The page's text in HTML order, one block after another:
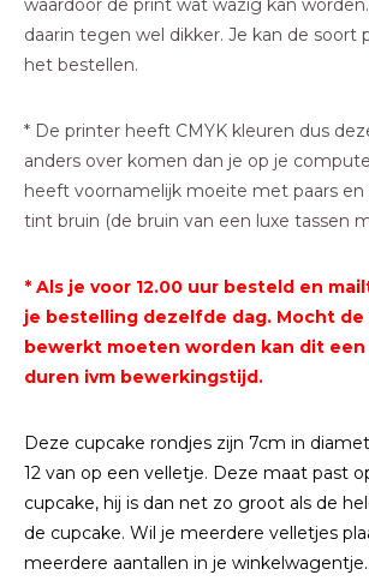
waardoor de print wat wazig kan
daarin tegen wel dikker. Je kan de soort
het bestellen.
* De printer heeft CMYK kleuren dus
anders over komen dan je op je
heeft voornamelijk moeite met paars en
tint bruin (de bruin van een luxe tassen
* Als je voor 12.00 uur besteld en
je bestelling dezelfde dag. Mocht
bewerkt moeten worden kan dit een
duren ivm bewerkingstijd.
Deze cupcake rondjes zijn 7cm in
12 van op een velletje. Deze maat past
cupcake, hij is dan net zo groot als de
de cupcake. Wil je meerdere velletjes
meerdere aantallen in je